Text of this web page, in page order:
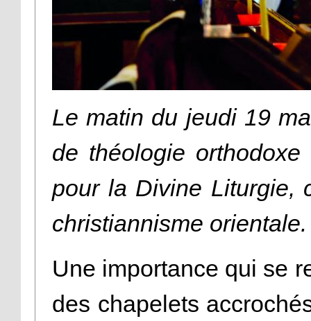
Le matin du jeudi 19
de théologie
pour la Divine Liturgie,
christiannisme orientale.
Une importance qui se
des chapelets